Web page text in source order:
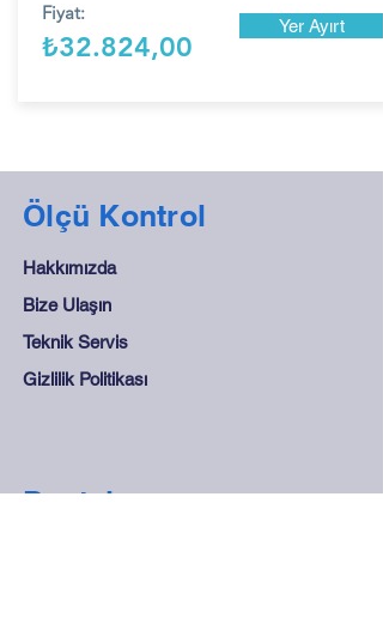
Fiyat:
₺32.824,00
Yer Ayırt
Ölçü Kontrol
Hakkımızda
Bize Ulaşın
Teknik Servis
Gizlilik Politikası
Destek